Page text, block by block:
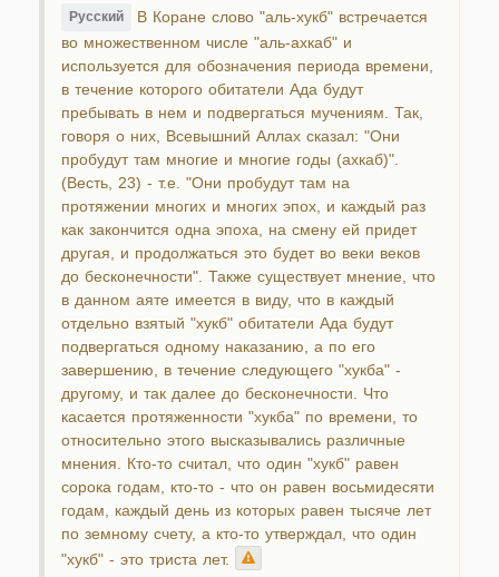
Русский В Коране слово "аль-хукб" встречается
во множественном числе "аль-ахкаб" и
используется для обозначения периода времени,
в течение которого обитатели Ада будут
пребывать в нем и подвергаться мучениям. Так,
говоря о них, Всевышний Аллах сказал: "Они
пробудут там многие и многие годы (ахкаб)".
(Весть, 23) - т.е. "Они пробудут там на
протяжении многих и многих эпох, и каждый раз
как закончится одна эпоха, на смену ей придет
другая, и продолжаться это будет во веки веков
до бесконечности". Также существует мнение, что
в данном аяте имеется в виду, что в каждый
отдельно взятый "хукб" обитатели Ада будут
подвергаться одному наказанию, а по его
завершению, в течение следующего "хукба" -
другому, и так далее до бесконечности. Что
касается протяженности "хукба" по времени, то
относительно этого высказывались различные
мнения. Кто-то считал, что один "хукб" равен
сорока годам, кто-то - что он равен восьмидесяти
годам, каждый день из которых равен тысяче лет
по земному счету, а кто-то утверждал, что один
"хукб" - это триста лет.